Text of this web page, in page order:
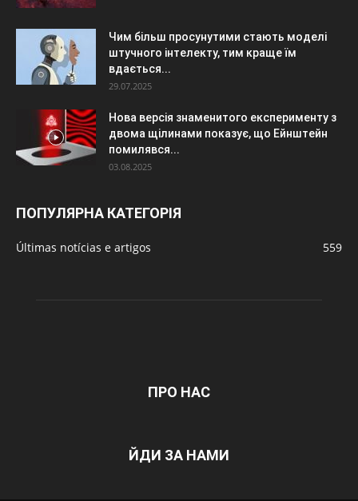
Чим більш просунутими стають моделі
штучного інтелекту, тим краще їм
вдається...
29.07.2025
Нова версія знаменитого експерименту з
двома щілинами показує, що Ейнштейн
помилявся...
03.08.2025
ПОПУЛЯРНА КАТЕГОРІЯ
Últimas notícias e artigos 559
ПРО НАС
ЙДИ ЗА НАМИ